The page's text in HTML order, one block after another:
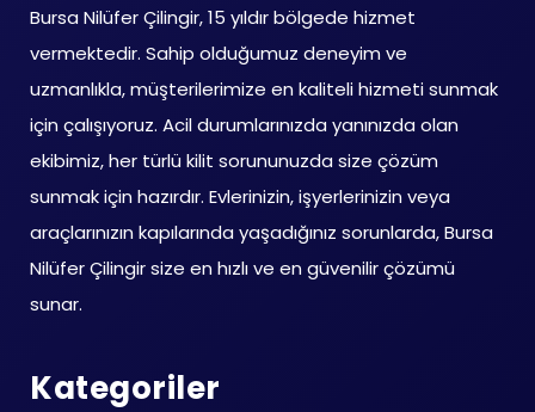
Bursa Nilüfer Çilingir, 15 yıldır bölgede hizmet
vermektedir. Sahip olduğumuz deneyim ve
uzmanlıkla, müşterilerimize en kaliteli hizmeti sunmak
için çalışıyoruz. Acil durumlarınızda yanınızda olan
ekibimiz, her türlü kilit sorununuzda size çözüm
sunmak için hazırdır. Evlerinizin, işyerlerinizin veya
araçlarınızın kapılarında yaşadığınız sorunlarda, Bursa
Nilüfer Çilingir size en hızlı ve en güvenilir çözümü
sunar.
Kategoriler